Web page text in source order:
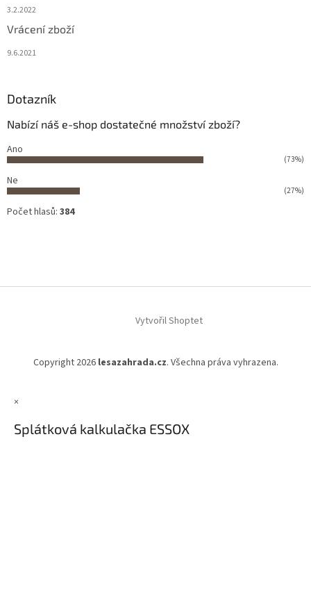
3.2.2022
Vrácení zboží
9.6.2021
Dotazník
Nabízí náš e-shop dostatečné množství zboží?
Ano
(73%)
Ne
(27%)
Počet hlasů: 384
Vytvořil Shoptet
Copyright 2026 lesazahrada.cz. Všechna práva vyhrazena.
×
Splátková kalkulačka ESSOX